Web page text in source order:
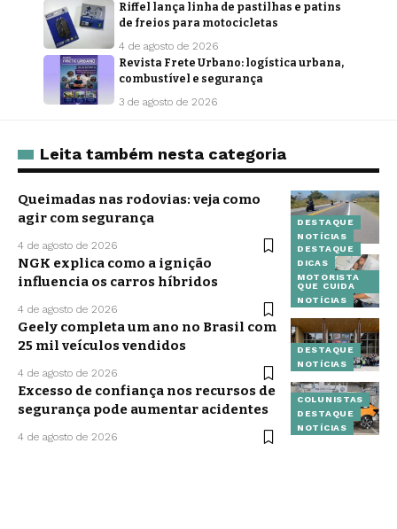
Riffel lança linha de pastilhas e patins
de freios para motocicletas
4 de agosto de 2026
Revista Frete Urbano: logística urbana,
combustível e segurança
3 de agosto de 2026
Leita também nesta categoria
DESTAQUE
NOTÍCIAS
Queimadas nas rodovias: veja como
agir com segurança
4 de agosto de 2026
DESTAQUE
DICAS
MOTORISTA
QUE CUIDA
NOTÍCIAS
NGK explica como a ignição
influencia os carros híbridos
4 de agosto de 2026
DESTAQUE
NOTÍCIAS
Geely completa um ano no Brasil com
25 mil veículos vendidos
4 de agosto de 2026
COLUNISTAS
DESTAQUE
NOTÍCIAS
Excesso de confiança nos recursos de
segurança pode aumentar acidentes
4 de agosto de 2026